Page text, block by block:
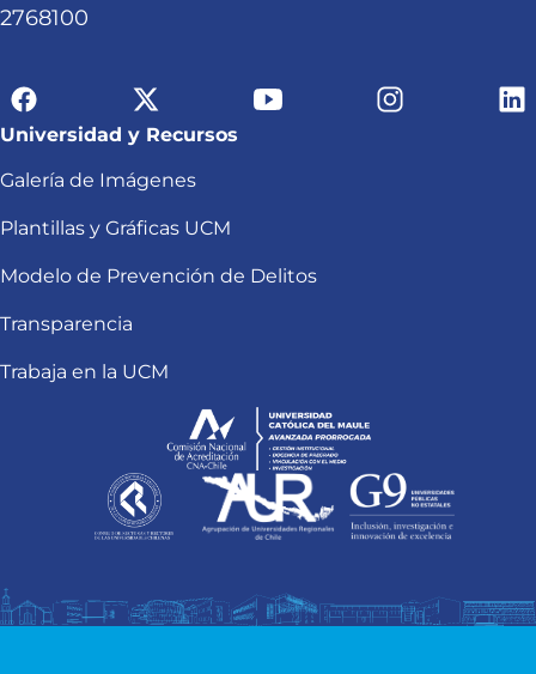
2768100
Universidad y Recursos
Galería de Imágenes
Plantillas y Gráficas UCM
Modelo de Prevención de Delitos
Transparencia
Trabaja en la UCM